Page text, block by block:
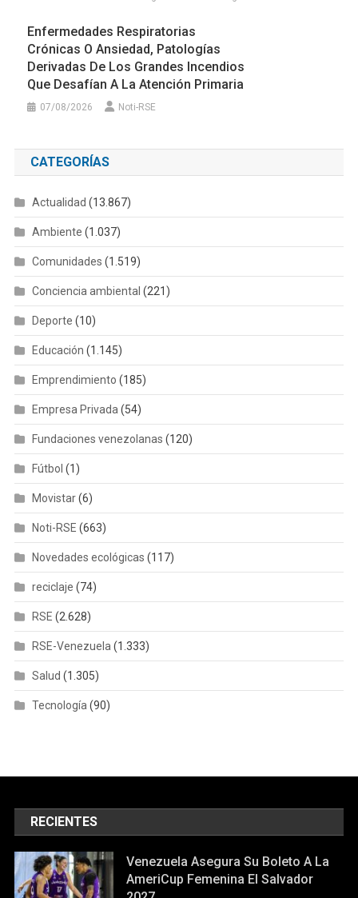
Enfermedades Respiratorias
Crónicas O Ansiedad, Patologías
Derivadas De Los Grandes Incendios
Que Desafían A La Atención Primaria
07/08/2026 Noti-RSE
CATEGORÍAS
Actualidad (13.867)
Ambiente (1.037)
Comunidades (1.519)
Conciencia ambiental (221)
Deporte (10)
Educación (1.145)
Emprendimiento (185)
Empresa Privada (54)
Fundaciones venezolanas (120)
Fútbol (1)
Movistar(6)
Noti-RSE (663)
Novedades ecológicas (117)
reciclaje (74)
RSE (2.628)
RSE-Venezuela (1.333)
Salud (1.305)
Tecnología (90)
RECIENTES
Venezuela Asegura Su Boleto A La
AmeriCup Femenina El Salvador